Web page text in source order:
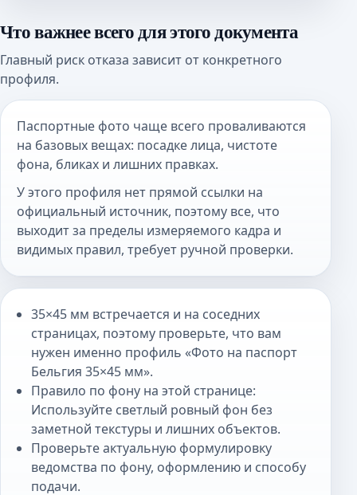
Что важнее всего для этого документа
Главный риск отказа зависит от конкретного
профиля.
Паспортные фото чаще всего проваливаются
на базовых вещах: посадке лица, чистоте
фона, бликах и лишних правках.
У этого профиля нет прямой ссылки на
официальный источник, поэтому все, что
выходит за пределы измеряемого кадра и
видимых правил, требует ручной проверки.
35×45 мм встречается и на соседних
страницах, поэтому проверьте, что вам
нужен именно профиль «Фото на паспорт
Бельгия 35×45 мм».
Правило по фону на этой странице:
Используйте светлый ровный фон без
заметной текстуры и лишних объектов.
Проверьте актуальную формулировку
ведомства по фону, оформлению и способу
подачи.